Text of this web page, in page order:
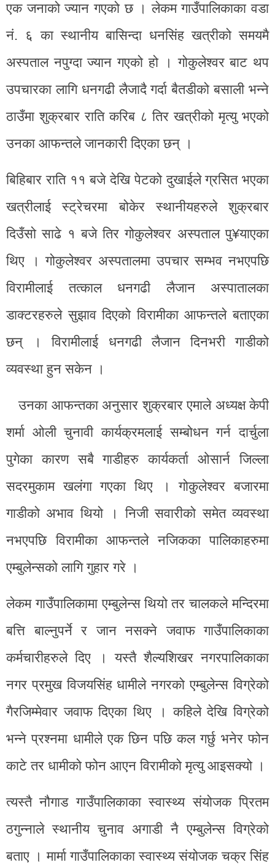
एक जनाको ज्यान गएको छ । लेकम गाउँपालिकाका वडा
नं. ६ का स्थानीय बासिन्दा धनसिंह खत्रीको समयमै
अस्पताल नपुग्दा ज्यान गएको हो । गोकुलेश्वर बाट थप
उपचारका लागि धनगढी लैजादै गर्दा बैतडीको बसाली भन्ने
ठाउँमा शुक्रबार राति करिब ८ तिर खत्रीको मृत्यु भएको
उनका आफन्तले जानकारी दिएका छन् ।
बिहिबार राति ११ बजे देखि पेटको दुखाईले ग्रसित भएका
खत्रीलाई स्ट्रेचरमा बोकेर स्थानीयहरुले शुक्रबार
दिउँसो साढे १ बजे तिर गोकुलेश्वर अस्पताल पु¥याएका
थिए । गोकुलेश्वर अस्पतालमा उपचार सम्भव नभएपछि
विरामीलाई तत्काल धनगढी लैजान अस्पातालका
डाक्टरहरुले सुझाव दिएको विरामीका आफन्तले बताएका
छन् । विरामीलाई धनगढी लैजान दिनभरी गाडीको
व्यवस्था हुन सकेन ।
उनका आफन्तका अनुसार शुक्रबार एमाले अध्यक्ष केपी
शर्मा ओली चुनावी कार्यक्रमलाई सम्बोधन गर्न दार्चुला
पुगेका कारण सबै गाडीहरु कार्यकर्ता ओसार्न जिल्ला
सदरमुकाम खलंगा गएका थिए । गोकुलेश्वर बजारमा
गाडीको अभाव थियो । निजी सवारीको समेत व्यवस्था
नभएपछि विरामीका आफन्तले नजिकका पालिकाहरुमा
एम्बुलेन्सको लागि गुहार गरे ।
लेकम गाउँपालिकामा एम्बुलेन्स थियो तर चालकले मन्दिरमा
बत्ति बाल्नुपर्ने र जान नसक्ने जवाफ गाउँपालिकाका
कर्मचारीहरुले दिए । यस्तै शैल्यशिखर नगरपालिकाका
नगर प्रमुख विजयसिंह धामीले नगरको एम्बुलेन्स विग्रेको
गैरजिम्मेवार जवाफ दिएका थिए । कहिले देखि विग्रेको
भन्ने प्रश्नमा धामीले एक छिन पछि कल गर्छु भनेर फोन
काटे तर धामीको फोन आएन विरामीको मृत्यु आइसक्यो ।
त्यस्तै नौगाड गाउँपालिकाका स्वास्थ्य संयोजक प्रितम
ठगुन्नाले स्थानीय चुनाव अगाडी नै एम्बुलेन्स विग्रेको
बताए । मार्मा गाउँपालिकाका स्वास्थ्य संयोजक चक्र सिंह